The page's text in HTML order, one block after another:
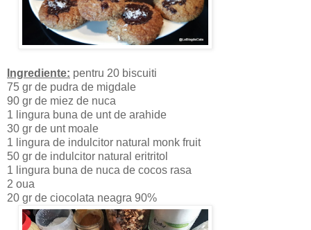
Ingrediente: pentru 20 biscuiti
75 gr de pudra de migdale
90 gr de miez de nuca
1 lingura buna de unt de arahide
30 gr de unt moale
1 lingura de indulcitor natural monk fruit
50 gr de indulcitor natural eritritol
1 lingura buna de nuca de cocos rasa
2 oua
20 gr de ciocolata neagra 90%